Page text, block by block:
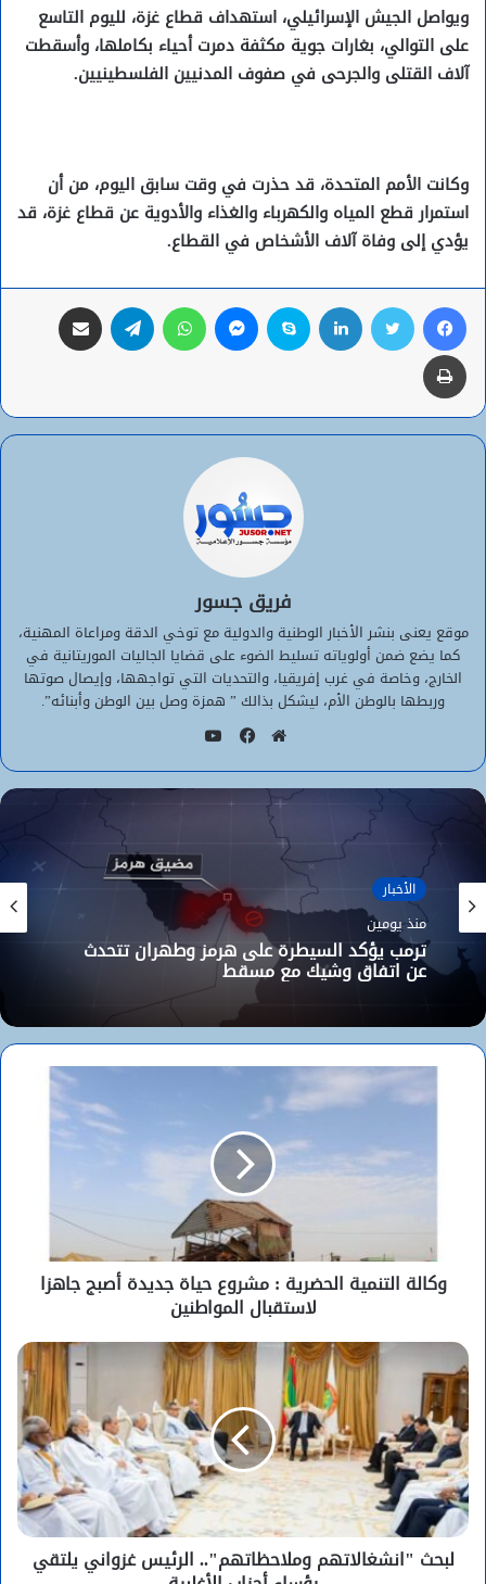
ويواصل الجيش الإسرائيلي، استهداف قطاع غزة، لليوم التاسع
على التوالي، بغارات جوية مكثفة دمرت أحياء بكاملها، وأسقطت
آلاف القتلى والجرحى في صفوف المدنيين الفلسطينيين.
وكانت الأمم المتحدة، قد حذرت في وقت سابق اليوم، من أن
استمرار قطع المياه والكهرباء والغذاء والأدوية عن قطاع غزة، قد
يؤدي إلى وفاة آلاف الأشخاص في القطاع.
فيسبوك تويتر لينكدإن سكايب ماسنجر واتساب تيلقرام
طباعة
فريق جسور
موقع يعنى بنشر الأخبار الوطنية والدولية مع توخي الدقة ومراعاة المهنية،
كما يضع ضمن أولوياته تسليط الضوء على قضايا الجاليات الموريتانية في
الخارج، وخاصة في غرب إفريقيا، والتحديات التي تواجهها، وإيصال صوتها
وربطها بالوطن الأم، ليشكل بذالك ” همزة وصل بين الوطن وأبنائه”.
الويب
الأخبار
منذ يومين
ترمب يؤكد السيطرة على هرمز وطهران تتحدث
عن اتفاق وشيك مع مسقط
وكالة التنمية الحضرية : مشروع حياة جديدة أصبج جاهزا
لاستقبال المواطنين
لبحث "انشغالاتهم وملاحظاتهم".. الرئيس غزواني يلتقي